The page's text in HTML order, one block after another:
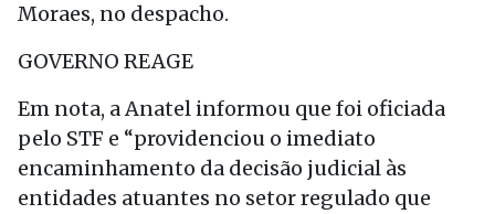
Moraes, no despacho.
GOVERNO REAGE
Em nota, a Anatel informou que foi oficiada
pelo STF e “providenciou o imediato
encaminhamento da decisão judicial às
entidades atuantes no setor regulado que